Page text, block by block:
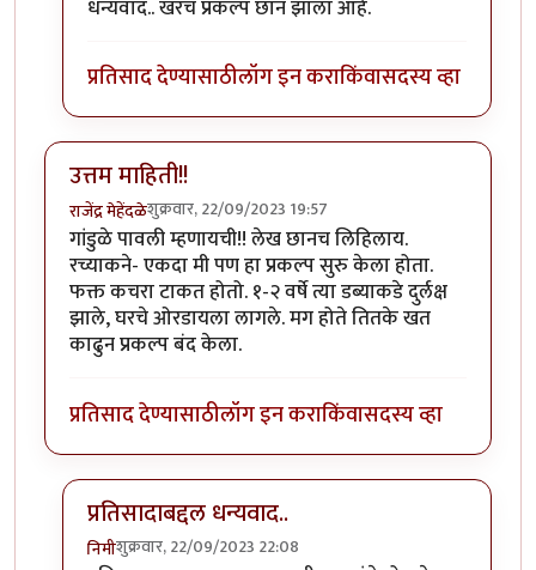
धन्यवाद.. खरंच प्रकल्प छान झाला आहे.
प्रतिसाद देण्यासाठीलॉग इन कराकिंवासदस्य व्हा
उत्तम माहिती!!
राजेंद्र मेहेंदळेशुक्रवार, 22/09/2023 19:57
गांडुळे पावली म्हणायची!! लेख छानच लिहिलाय.
रच्याकने- एकदा मी पण हा प्रकल्प सुरु केला होता.
फक्त कचरा टाकत होतो. १-२ वर्षे त्या डब्याकडे दुर्लक्ष
झाले, घरचे ओरडायला लागले. मग होते तितके खत
काढुन प्रकल्प बंद केला.
प्रतिसाद देण्यासाठीलॉग इन कराकिंवासदस्य व्हा
प्रतिसादाबद्दल धन्यवाद..
निमीशुक्रवार, 22/09/2023 22:08